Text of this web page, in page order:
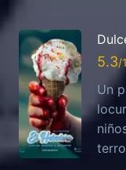
5.3
Un